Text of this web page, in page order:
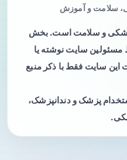
سلامت و آموزش
و سلامت است. بخش
مسئولین سایت نوشته یا
این سایت فقط با ذکر منبع
پزشک و دندانپزشک،